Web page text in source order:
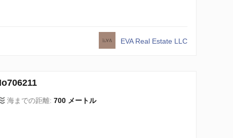
EVA Real Estate LLC
海までの距離: 700 メートル